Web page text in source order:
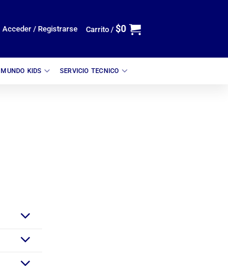
Acceder / Registrarse Carrito / $0
MUNDO KIDS SERVICIO TECNICO